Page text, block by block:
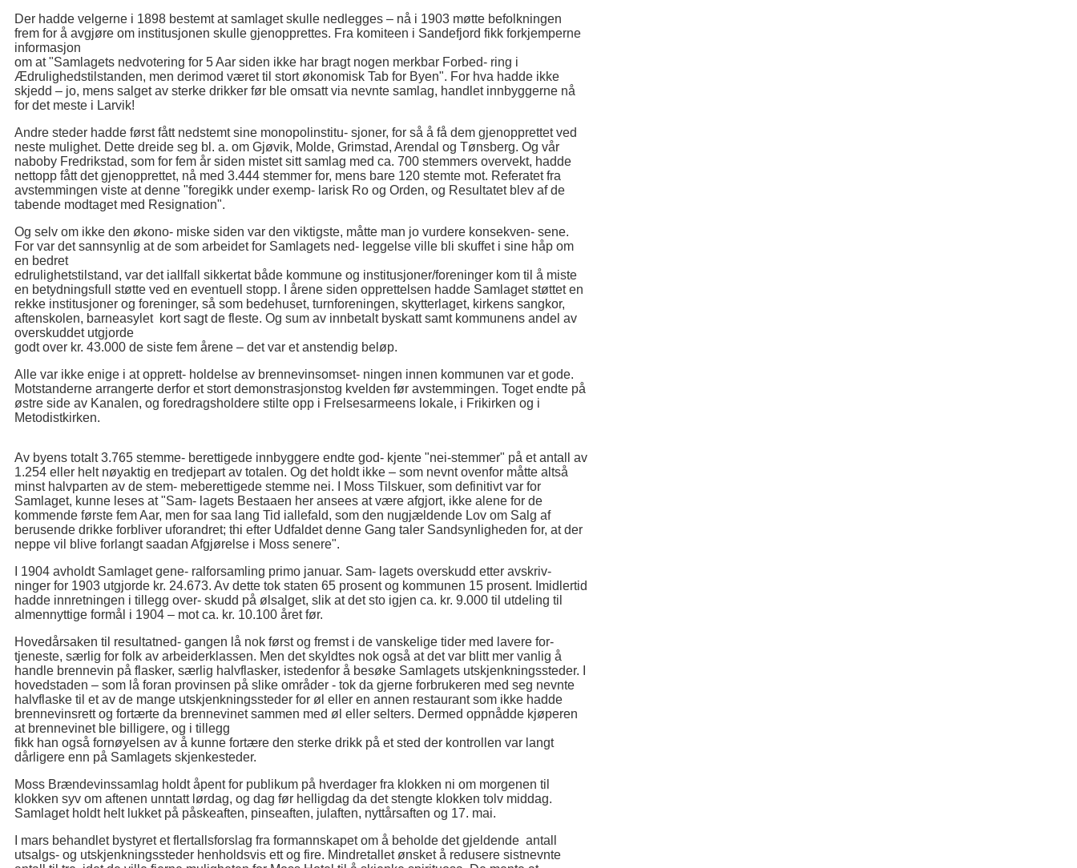
Der hadde velgerne i 1898 bestemt at samlaget skulle nedlegges – nå i 1903 møtte befolkningen
frem for å avgjøre om institusjonen skulle gjenopprettes. Fra komiteen i Sandefjord fikk forkjemperne
informasjon
om at "Samlagets nedvotering for 5 Aar siden ikke har bragt nogen merkbar Forbed- ring i
Ædrulighedstilstanden, men derimod været til stort økonomisk Tab for Byen". For hva hadde ikke
skjedd – jo, mens salget av sterke drikker før ble omsatt via nevnte samlag, handlet innbyggerne nå
for det meste i Larvik!
Andre steder hadde først fått nedstemt sine monopolinstitu- sjoner, for så å få dem gjenopprettet ved
neste mulighet. Dette dreide seg bl. a. om Gjøvik, Molde, Grimstad, Arendal og Tønsberg. Og vår
naboby Fredrikstad, som for fem år siden mistet sitt samlag med ca. 700 stemmers overvekt, hadde
nettopp fått det gjenopprettet, nå med 3.444 stemmer for, mens bare 120 stemte mot. Referatet fra
avstemmingen viste at denne "foregikk under exemp- larisk Ro og Orden, og Resultatet blev af de
tabende modtaget med Resignation".
Og selv om ikke den økono- miske siden var den viktigste, måtte man jo vurdere konsekven- sene.
For var det sannsynlig at de som arbeidet for Samlagets ned- leggelse ville bli skuffet i sine håp om
en bedret
edrulighetstilstand, var det iallfall sikkertat både kommune og institusjoner/foreninger kom til å miste
en betydningsfull støtte ved en eventuell stopp. I årene siden opprettelsen hadde Samlaget støttet en
rekke institusjoner og foreninger, så som bedehuset, turnforeningen, skytterlaget, kirkens sangkor,
aftenskolen, barneasylet kort sagt de fleste. Og sum av innbetalt byskatt samt kommunens andel av
overskuddet utgjorde
godt over kr. 43.000 de siste fem årene – det var et anstendig beløp.
Alle var ikke enige i at opprett- holdelse av brennevinsomset- ningen innen kommunen var et gode.
Motstanderne arrangerte derfor et stort demonstrasjonstog kvelden før avstemmingen. Toget endte på
østre side av Kanalen, og foredragsholdere stilte opp i Frelsesarmeens lokale, i Frikirken og i
Metodistkirken.
Av byens totalt 3.765 stemme- berettigede innbyggere endte god- kjente "nei-stemmer" på et antall av
1.254 eller helt nøyaktig en tredjepart av totalen. Og det holdt ikke – som nevnt ovenfor måtte altså
minst halvparten av de stem- meberettigede stemme nei. I Moss Tilskuer, som definitivt var for
Samlaget, kunne leses at "Sam- lagets Bestaaen her ansees at være afgjort, ikke alene for de
kommende første fem Aar, men for saa lang Tid iallefald, som den nugjældende Lov om Salg af
berusende drikke forbliver uforandret; thi efter Udfaldet denne Gang taler Sandsynligheden for, at der
neppe vil blive forlangt saadan Afgjørelse i Moss senere".
I 1904 avholdt Samlaget gene- ralforsamling primo januar. Sam- lagets overskudd etter avskriv-
ninger for 1903 utgjorde kr. 24.673. Av dette tok staten 65 prosent og kommunen 15 prosent. Imidlertid
hadde innretningen i tillegg over- skudd på ølsalget, slik at det sto igjen ca. kr. 9.000 til utdeling til
almennyttige formål i 1904 – mot ca. kr. 10.100 året før.
Hovedårsaken til resultatned- gangen lå nok først og fremst i de vanskelige tider med lavere for-
tjeneste, særlig for folk av arbeiderklassen. Men det skyldtes nok også at det var blitt mer vanlig å
handle brennevin på flasker, særlig halvflasker, istedenfor å besøke Samlagets utskjenkningssteder. I
hovedstaden – som lå foran provinsen på slike områder - tok da gjerne forbrukeren med seg nevnte
halvflaske til et av de mange utskjenkningssteder for øl eller en annen restaurant som ikke hadde
brennevinsrett og fortærte da brennevinet sammen med øl eller selters. Dermed oppnådde kjøperen
at brennevinet ble billigere, og i tillegg
fikk han også fornøyelsen av å kunne fortære den sterke drikk på et sted der kontrollen var langt
dårligere enn på Samlagets skjenkesteder.
Moss Brændevinssamlag holdt åpent for publikum på hverdager fra klokken ni om morgenen til
klokken syv om aftenen unntatt lørdag, og dag før helligdag da det stengte klokken tolv middag.
Samlaget holdt helt lukket på påskeaften, pinseaften, julaften, nyttårsaften og 17. mai.
I mars behandlet bystyret et flertallsforslag fra formannskapet om å beholde det gjeldende antall
utsalgs- og utskjenkningssteder henholdsvis ett og fire. Mindretallet ønsket å redusere sistnevnte